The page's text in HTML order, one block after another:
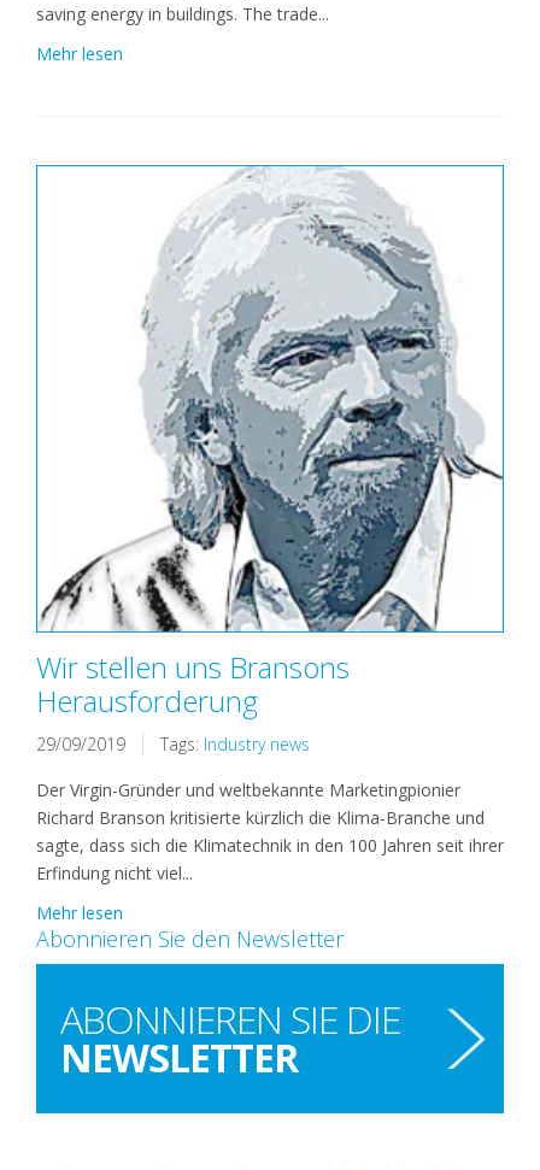
saving energy in buildings. The trade...
Mehr lesen
Wir stellen uns Bransons
Herausforderung
29/09/2019 Tags: Industry news
Der Virgin-Gründer und weltbekannte Marketingpionier
Richard Branson kritisierte kürzlich die Klima-Branche und
sagte, dass sich die Klimatechnik in den 100 Jahren seit ihrer
Erfindung nicht viel...
Mehr lesen
Abonnieren Sie den Newsletter
ABONNIEREN SIE DIE
NEWSLETTER